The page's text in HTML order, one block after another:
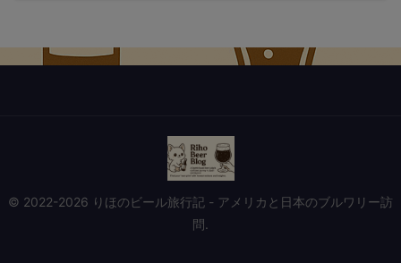
© 2022-2026 りほのビール旅行記 - アメリカと日本のブルワリー訪
問.